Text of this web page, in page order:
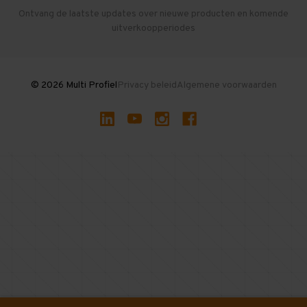
Gebruikte entresolvloeren
Ontvang de laatste updates over nieuwe producten en komende
uitverkoopperiodes
© 2026 Multi ProfielPrivacy beleidAlgemene voorwaarden